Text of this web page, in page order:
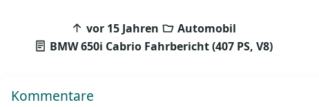
vor 15 Jahren
Automobil
BMW 650i Cabrio Fahrbericht (407 PS, V8)
Kommentare